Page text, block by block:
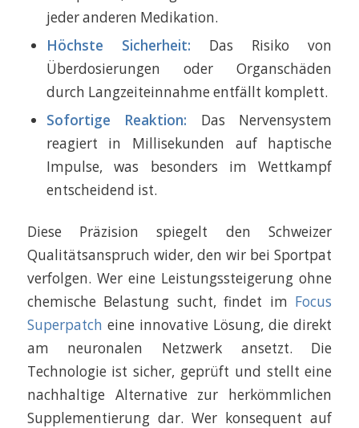
jeder anderen Medikation.
Höchste Sicherheit: Das Risiko von
Überdosierungen oder Organschäden
durch Langzeiteinnahme entfällt komplett.
Sofortige Reaktion: Das Nervensystem
reagiert in Millisekunden auf haptische
Impulse, was besonders im Wettkampf
entscheidend ist.
Diese Präzision spiegelt den Schweizer
Qualitätsanspruch wider, den wir bei Sportpat
verfolgen. Wer eine Leistungssteigerung ohne
chemische Belastung sucht, findet im Focus
Superpatch eine innovative Lösung, die direkt
am neuronalen Netzwerk ansetzt. Die
Technologie ist sicher, geprüft und stellt eine
nachhaltige Alternative zur herkömmlichen
Supplementierung dar. Wer konsequent auf